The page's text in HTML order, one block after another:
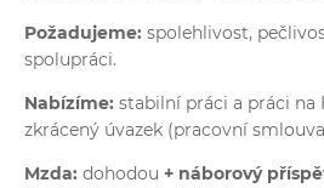
Požadujeme: spolehlivost,
spolupráci.
Nabízíme: stabilní práci a práci na
zkrácený úvazek (pracovní
Mzda: dohodou + náborový